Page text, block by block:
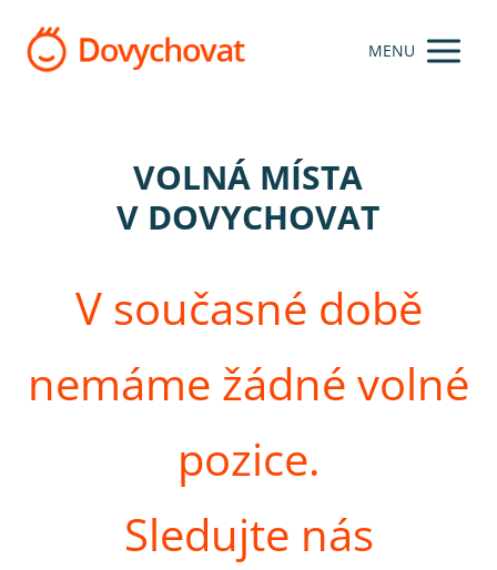
MENU
VOLNÁ MÍSTA
V DOVYCHOVAT
V současné době
nemáme žádné volné
pozice.
Sledujte nás